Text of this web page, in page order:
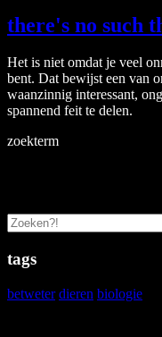
there's no such
Het is niet omdat je veel
bent. Dat bewijst een van
waanzinnig interessant,
spannend feit te delen.
zoekterm
tags
betweter dieren biologie